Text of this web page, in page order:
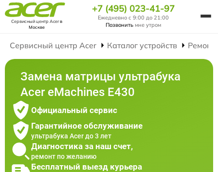
Сервисный центр Acerв
Москве
+7 (495) 023-41-97
Ежедневно с 9:00 до 21:00
Позвонить мне утром
Сервисный центр Acer Каталог устройств Ремонт
Замена матрицы ультрабука
Acer eMachines E430
Официальный сервис
Гарантийное обслуживание
ультрабука Acer до 3 лет
Диагностика за наш счет,
ремонт по желанию
Бесплатный выезд курьера